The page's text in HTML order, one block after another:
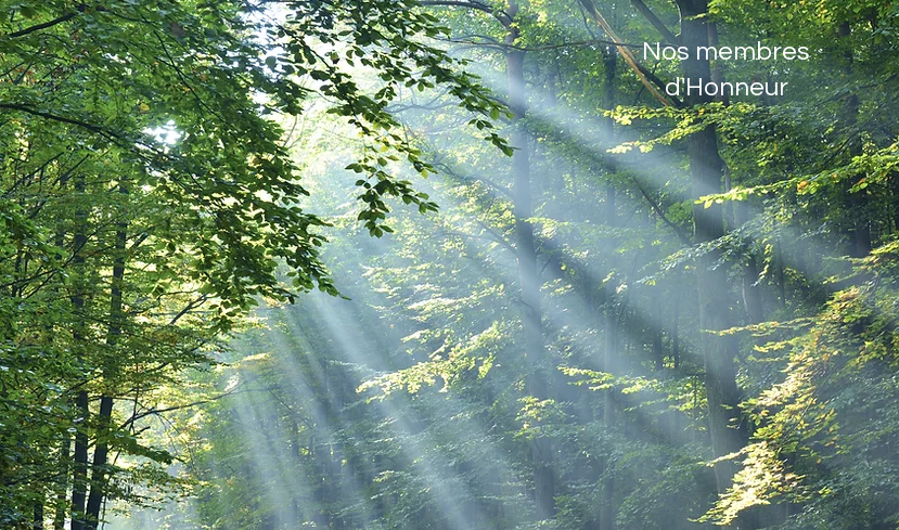
Nos convictions
Démographie Responsable est
une association écologiste
estimant que la démographie
est un facteur déterminant pour
l’avenir de la planète et de nos
sociétés et qu’elle doit avoir une
place plus large dans tous les
débats relatifs à la protection
de la nature.
En savoir plus
Nos membres
d'Honneur
Actualités
11 Juillet 2026 :
Journée mondiale de
la population
Comme chaque année, cette date choisie
par l'ONU est l'occasion d'une plongée
abyssale dans cette mosaïque de visages